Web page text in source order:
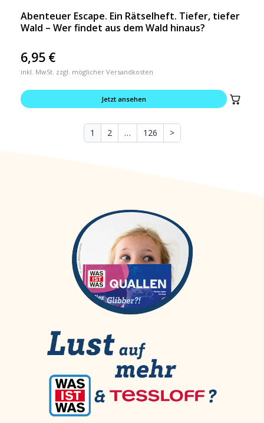
Abenteuer Escape. Ein Rätselheft. Tiefer, tiefer
Wald – Wer findet aus dem Wald hinaus?
6,95 €
inkl. MwSt. zzgl. möglicher Versandkosten
Jetzt ansehen
1 2 … 126 >